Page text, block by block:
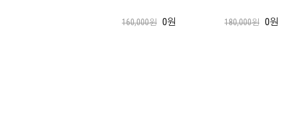
160,000원 0원 180,000원 0원